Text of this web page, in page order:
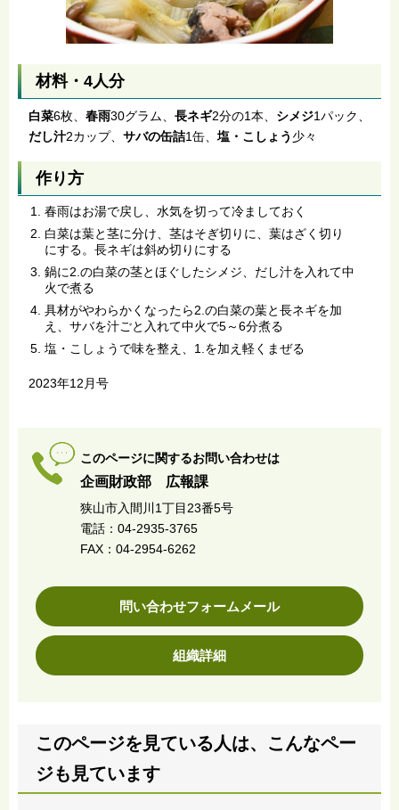
材料・4人分
白菜6枚、 春雨30グラム、 長ネギ2分の1本、 シメジ1パック、
だし汁2カップ、 サバの缶詰1缶、 塩・こしょう 少々
作り方
春雨はお湯で戻し、水気を切って冷ましておく
白菜は葉と茎に分け、茎はそぎ切りに、葉はざく切り
にする。長ネギは斜め切りにする
鍋に2.の白菜の茎とほぐしたシメジ、だし汁を入れて中
火で煮る
具材がやわらかくなったら2.の白菜の葉と長ネギを加
え、サバを汁ごと入れて中火で5～6分煮る
塩・こしょうで味を整え、1.を加え軽くまぜる
2023年12月号
このページに関するお問い合わせは
企画財政部 広報課
狭山市入間川1丁目23番5号
電話：04-2935-3765
FAX：04-2954-6262
問い合わせフォームメール
組織詳細
このページを見ている人は、こんなペー
ジも見ています